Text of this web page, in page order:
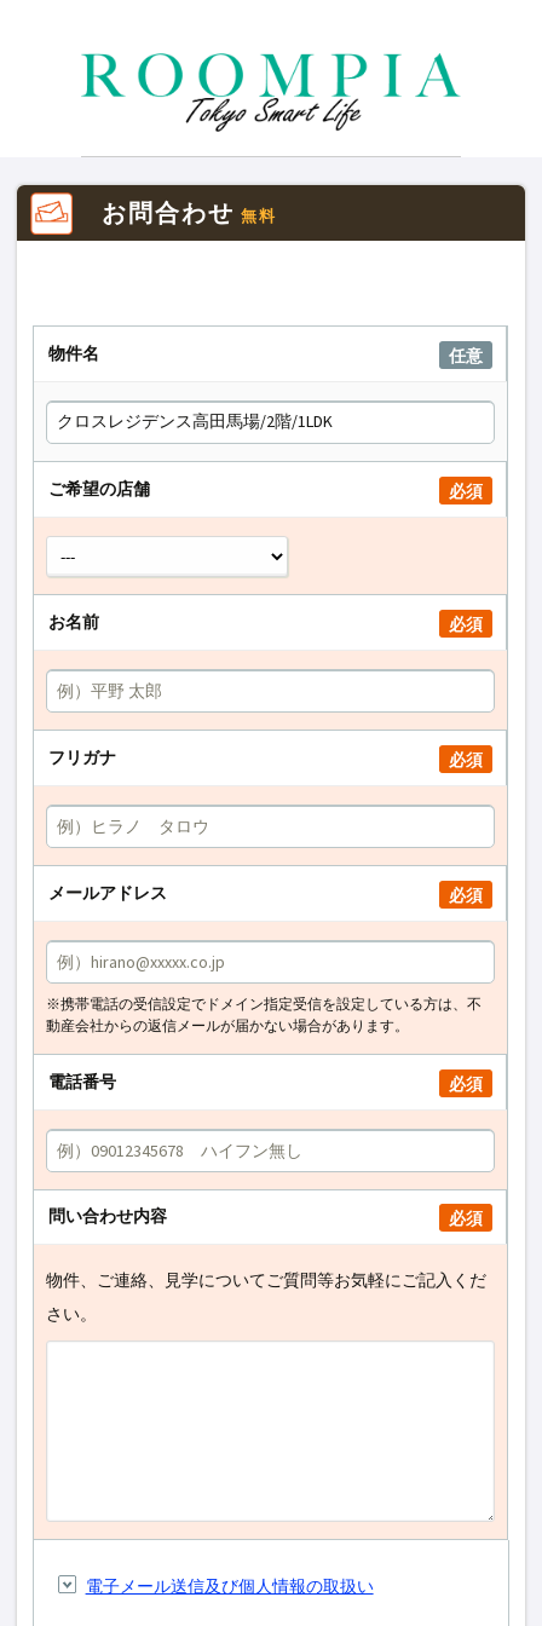
お問合わせ 無料
物件名 任意
ご希望の店舗 必須
お名前 必須
フリガナ 必須
メールアドレス 必須
※携帯電話の受信設定でドメイン指定受信を設定している方は、不
動産会社からの返信メールが届かない場合があります。
電話番号 必須
問い合わせ内容 必須
物件、ご連絡、見学についてご質問等お気軽にご記入くだ
さい。
電子メール送信及び個人情報の取扱い